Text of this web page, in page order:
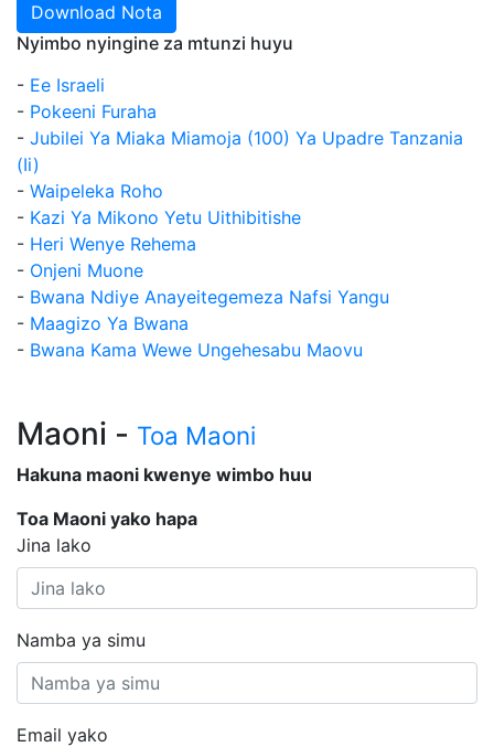
Download Nota
Nyimbo nyingine za mtunzi huyu
- Ee Israeli
- Pokeeni Furaha
- Jubilei Ya Miaka Miamoja (100) Ya Upadre Tanzania
(Ii)
- Waipeleka Roho
- Kazi Ya Mikono Yetu Uithibitishe
- Heri Wenye Rehema
- Onjeni Muone
- Bwana Ndiye Anayeitegemeza Nafsi Yangu
- Maagizo Ya Bwana
- Bwana Kama Wewe Ungehesabu Maovu
Maoni - Toa Maoni
Hakuna maoni kwenye wimbo huu
Toa Maoni yako hapa
Jina lako
Namba ya simu
Email yako